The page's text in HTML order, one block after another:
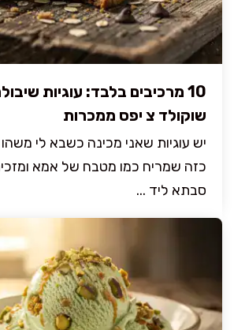
10 מרכיבים בלבד: עוגיות
שוקולד צ יפס ממכרות
יש עוגיות שאני מכינה כשבא לי
כזה שמריח כמו מטבח של אמא
סבתא ליד ...